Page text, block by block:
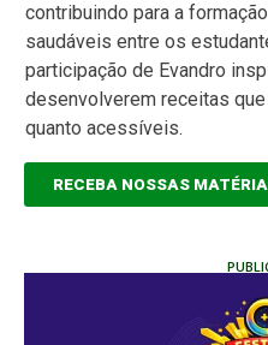
contribuindo para a
saudáveis entre os
participação de Evandro
desenvolverem receitas
quanto acessíveis.
RECEBA NOSSAS